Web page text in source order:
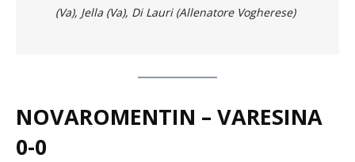
(Va), Jella (Va), Di Lauri (Allenatore Vogherese)
NOVAROMENTIN – VARESINA
0-0